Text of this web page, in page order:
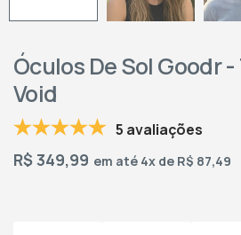
Óculos De Sol Goodr
Void
5 avaliações
R$349,99 em até 4x de R$ 87,49